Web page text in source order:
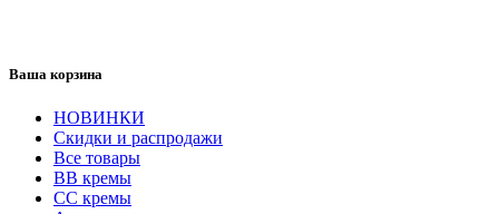
Ваша корзина
НОВИНКИ
Скидки и распродажи
Все товары
BB кремы
CC кремы